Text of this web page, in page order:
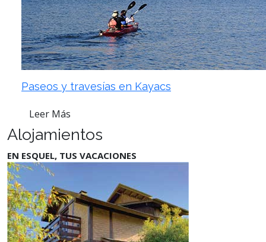
Paseos y travesías en Kayacs
Leer Más
Alojamientos
EN ESQUEL, TUS VACACIONES